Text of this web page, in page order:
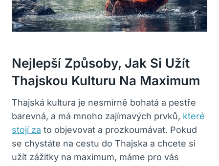
Nejlepší Způsoby, Jak Si Užít
Thajskou Kulturu Na Maximum
Thajská kultura je nesmírně bohatá a pestře
barevná, a má mnoho zajímavých prvků, které
stojí za to objevovat a prozkoumávat. Pokud
se chystáte na cestu do Thajska a chcete si
užít zážitky na maximum, máme pro vás